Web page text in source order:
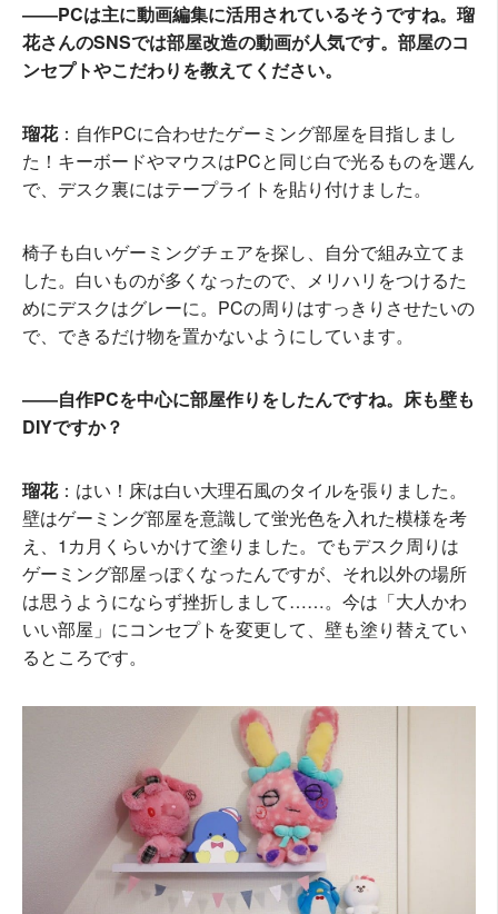
――PCは主に動画編集に活用されているそうですね。瑠
花さんのSNSでは部屋改造の動画が人気です。部屋のコ
ンセプトやこだわりを教えてください。
瑠花：自作PCに合わせたゲーミング部屋を目指しまし
た！キーボードやマウスはPCと同じ白で光るものを選ん
で、デスク裏にはテープライトを貼り付けました。
椅子も白いゲーミングチェアを探し、自分で組み立てま
した。白いものが多くなったので、メリハリをつけるた
めにデスクはグレーに。PCの周りはすっきりさせたいの
で、できるだけ物を置かないようにしています。
――自作PCを中心に部屋作りをしたんですね。床も壁も
DIYですか？
瑠花：はい！床は白い大理石風のタイルを張りました。
壁はゲーミング部屋を意識して蛍光色を入れた模様を考
え、1カ月くらいかけて塗りました。でもデスク周りは
ゲーミング部屋っぽくなったんですが、それ以外の場所
は思うようにならず挫折しまして……。今は「大人かわ
いい部屋」にコンセプトを変更して、壁も塗り替えてい
るところです。